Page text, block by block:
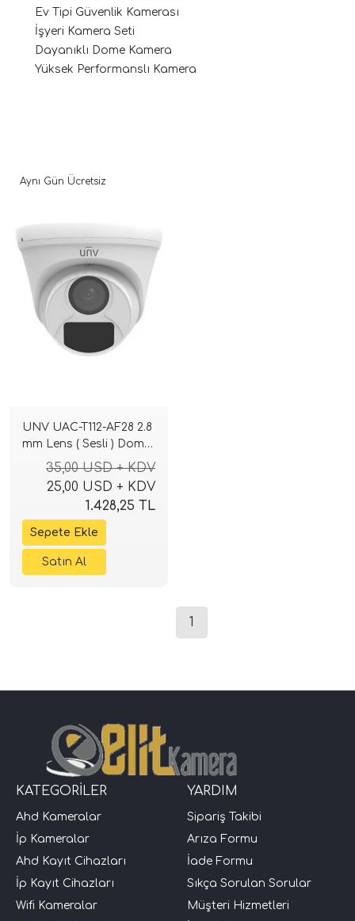
Ev Tipi Güvenlik Kamerası
İşyeri Kamera Seti
Dayanıklı Dome Kamera
Yüksek Performanslı Kamera
UNV UAC-T112-AF28 2.8
mm Lens ( Sesli ) Dome
Kamera
35,00 USD + KDV
25,00 USD + KDV
1.428,25 TL
Aynı Gün Ücretsiz
1
KATEGORİLER
Ahd Kameralar
İp Kameralar
Ahd Kayıt Cihazları
İp Kayıt Cihazları
Wifi Kameralar
YARDIM
Sipariş Takibi
Arıza Formu
İade Formu
Sıkça Sorulan Sorular
Müşteri Hizmetleri